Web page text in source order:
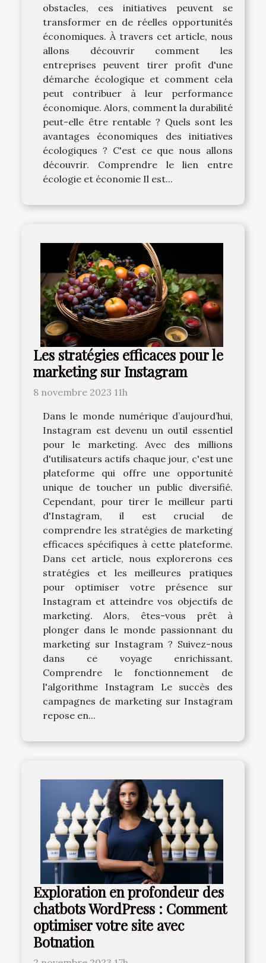
obstacles, ces initiatives peuvent se
transformer en de réelles opportunités
économiques. À travers cet article, nous
allons découvrir comment les
entreprises peuvent tirer profit d'une
démarche écologique et comment cela
peut contribuer à leur performance
économique. Alors, comment la durabilité
peut-elle être rentable ? Quels sont les
avantages économiques des initiatives
écologiques ? C'est ce que nous allons
découvrir. Comprendre le lien entre
écologie et économie Il est...
Les stratégies efficaces pour le
marketing sur Instagram
8 novembre 2023 11h
Dans le monde numérique d’aujourd’hui,
Instagram est devenu un outil essentiel
pour le marketing. Avec des millions
d'utilisateurs actifs chaque jour, c'est une
plateforme qui offre une opportunité
unique de toucher un public diversifié.
Cependant, pour tirer le meilleur parti
d'Instagram, il est crucial de
comprendre les stratégies de marketing
efficaces spécifiques à cette plateforme.
Dans cet article, nous explorerons ces
stratégies et les meilleures pratiques
pour optimiser votre présence sur
Instagram et atteindre vos objectifs de
marketing. Alors, êtes-vous prêt à
plonger dans le monde passionnant du
marketing sur Instagram ? Suivez-nous
dans ce voyage enrichissant.
Comprendre le fonctionnement de
l'algorithme Instagram Le succès des
campagnes de marketing sur Instagram
repose en...
Exploration en profondeur des
chatbots WordPress : Comment
optimiser votre site avec
Botnation